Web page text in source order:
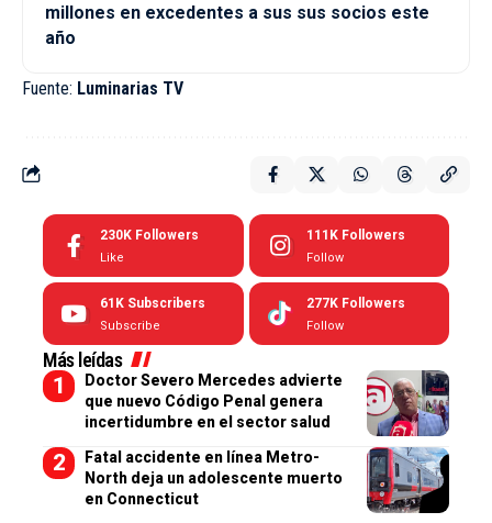
millones en excedentes a sus sus socios este
año
Fuente: Luminarias TV
230K Followers
Like
111K Followers
Follow
61K Subscribers
Subscribe
277K Followers
Follow
Más leídas
Doctor Severo Mercedes advierte
que nuevo Código Penal genera
incertidumbre en el sector salud
Fatal accidente en línea Metro-
North deja un adolescente muerto
en Connecticut